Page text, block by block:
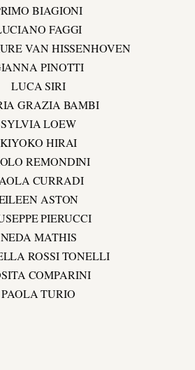
BIAGIONI
FAGGI
VAN HISSENHOVEN
PINOTTI
LUCA SIRI
GRAZIA BAMBI
SYLVIA LOEW
KIYOKO HIRAI
REMONDINI
CURRADI
ASTON
PIERUCCI
NEDA MATHIS
ROSSI TONELLI
COMPARINI
PAOLA TURIO